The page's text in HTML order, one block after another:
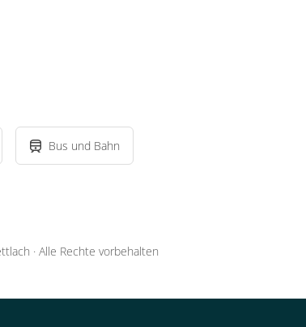
Bus und Bahn
· Alle Rechte vorbehalten